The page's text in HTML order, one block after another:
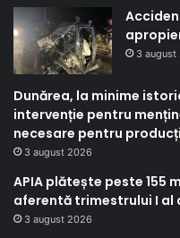
3 august
Dunărea, la minime
intervenție pentru
necesare pentru
3 august 2026
APIA plătește peste 155
aferentă trimestrului I al
3 august 2026